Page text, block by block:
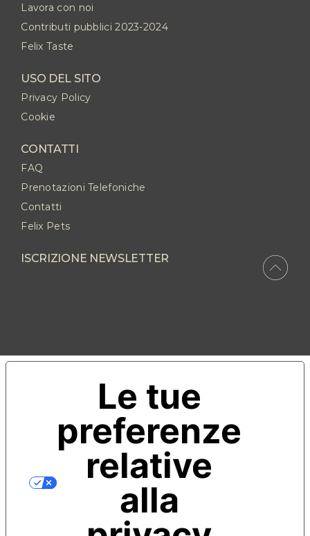
Lavora con noi
Contributi pubblici 2023-2024
Felix Taste
USO DEL SITO
Privacy Policy
Cookie
CONTATTI
FAQ
Prenotazioni Telefoniche
Contatti
Felix Pets
ISCRIZIONE NEWSLETTER
Le tue
preferenze
relative
alla